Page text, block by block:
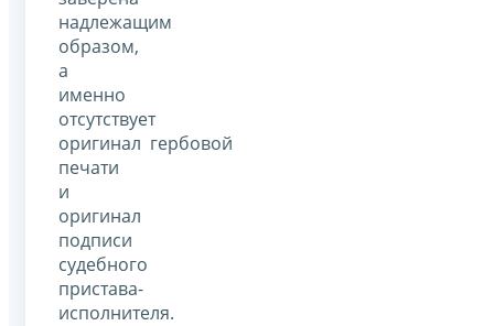
надлежащим
образом,
а
именно
отсутствует
оригинал гербовой
печати
и
оригинал
подписи
судебного
пристава-
исполнителя.